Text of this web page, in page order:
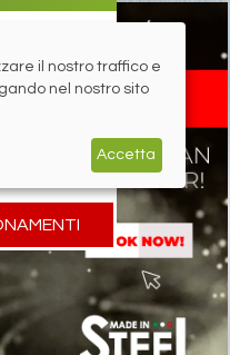
il nostro traffico e
nel nostro sito
Accetta